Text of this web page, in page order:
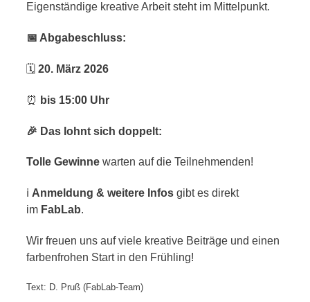
Eigenständige kreative Arbeit steht im Mittelpunkt.
📅 Abgabeschluss:
🗓 20. März 2026
⏰ bis 15:00 Uhr
🎉 Das lohnt sich doppelt:
Tolle Gewinne warten auf die Teilnehmenden!
ℹ️ Anmeldung & weitere Infos gibt es direkt
im FabLab.
Wir freuen uns auf viele kreative Beiträge und einen
farbenfrohen Start in den Frühling!
Text: D. Pruß (FabLab-Team)